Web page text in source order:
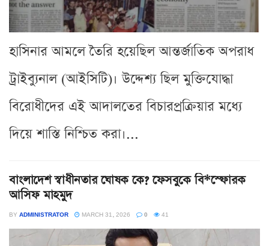
হাসিনার আমলে তৈরি হয়েছিল আন্তর্জাতিক অপরাধ
ট্রাইব্যুনাল (আইসিটি)। উদ্দেশ্য ছিল মুক্তিযোদ্ধা
বিরোধীদের এই আদালতের বিচারপ্রক্রিয়ার মধ্যে
দিয়ে শাস্তি নিশ্চিত করা।...
বাংলাদেশ স্বাধীনতার ঘোষক কে? ফেসবুকে বি*স্ফোরক
আসিফ মাহমুদ
BY ADMINISTRATOR MARCH 31, 2026 0 41